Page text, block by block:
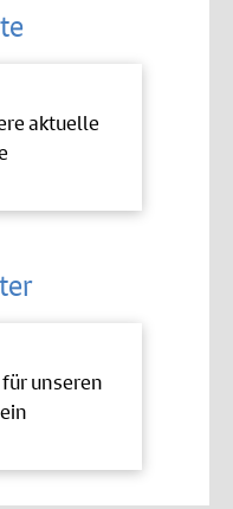
aktuelle
unseren